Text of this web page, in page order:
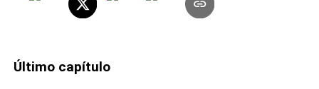
Último capítulo